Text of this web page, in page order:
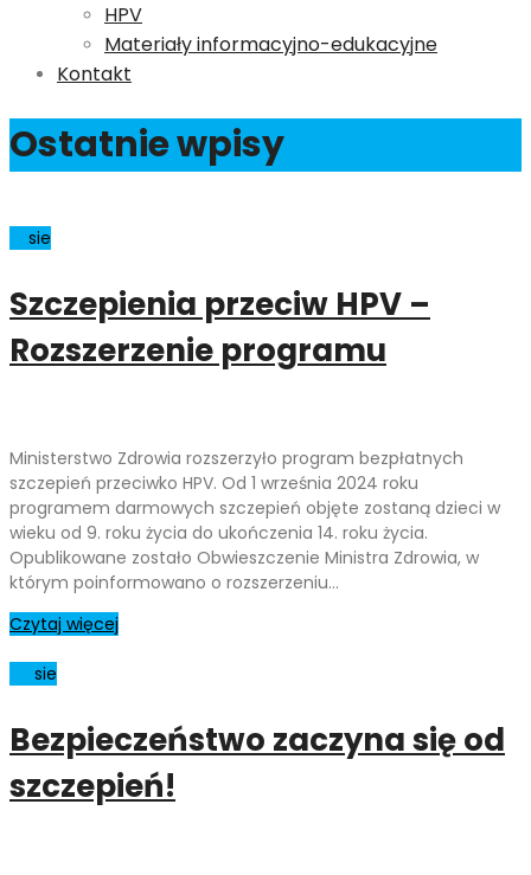
HPV
Materiały informacyjno-edukacyjne
Kontakt
Ostatnie wpisy
sie
Szczepienia przeciw HPV –
Rozszerzenie programu
Ministerstwo Zdrowia rozszerzyło program bezpłatnych
szczepień przeciwko HPV. Od 1 września 2024 roku
programem darmowych szczepień objęte zostaną dzieci w
wieku od 9. roku życia do ukończenia 14. roku życia.
Opublikowane zostało Obwieszczenie Ministra Zdrowia, w
którym poinformowano o rozszerzeniu…
Czytaj więcej
sie
Bezpieczeństwo zaczyna się od
szczepień!